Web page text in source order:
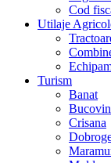
Cod
Utilaje
Turism
Banat
Crisana